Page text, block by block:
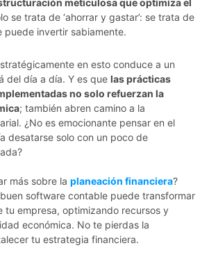
meticulosa que optimiza el
se trata de ‘ahorrar y gastar’: se trata de
puede invertir sabiamente.
en esto conduce a un
del día a día. Y es que las prácticas
no solo refuerzan la
; también abren camino a la
¿No es emocionante pensar en el
desatarse solo con un poco de
más sobre la planeación financiera?
software contable puede transformar
tu empresa, optimizando recursos y
económica. No te pierdas la
tu estrategia financiera.